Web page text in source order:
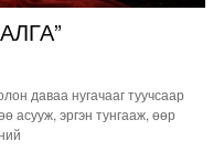
даваа нугачааг туучсаар
асууж, эргэн тунгааж, өөр